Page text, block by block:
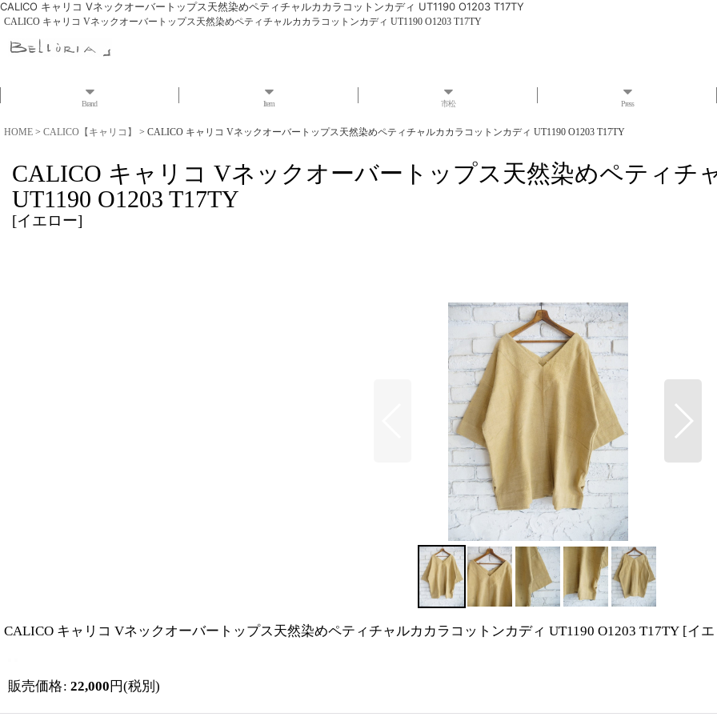
CALICO キャリコ Vネックオーバートップス天然染めペティチャルカカラコットンカディ UT1190 O1203 T17TY
CALICO キャリコ Vネックオーバートップス天然染めペティチャルカカラコットンカディ UT1190 O1203 T17TY
Brand Item 市松 Press
HOME > CALICO【キャリコ】 > CALICO キャリコ Vネックオーバートップス天然染めペティチャルカカラコットンカディ UT1190 O1203 T17TY
CALICO キャリコ Vネックオーバートップス天然染めペティチ
UT1190 O1203 T17TY
[イエロー]
CALICO キャリコ Vネックオーバートップス天然染めペティチャルカカラコットンカディ UT1190 O1203 T17TY [イ
販売価格: 22,000 円(税別)